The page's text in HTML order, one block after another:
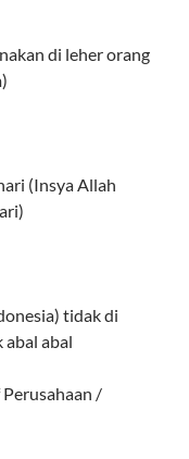
di leher orang
(Insya Allah
tidak di
abal abal
/